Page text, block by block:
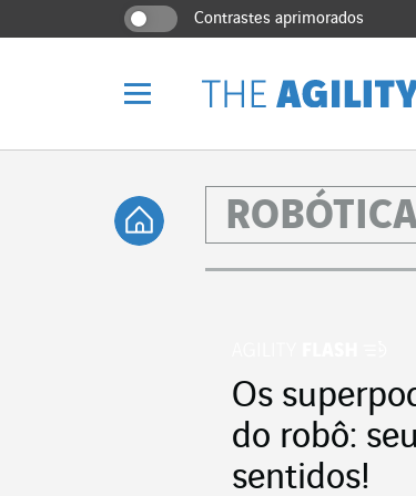
Vá diretamente para o conteúdo da
Ir para a navegação principal
Ir para a pesquisa Contrastes aprimorados
Voltar à
Os
do robô:
sentidos!